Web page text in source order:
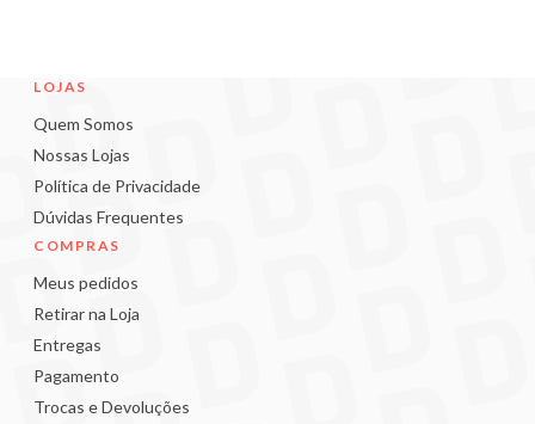
LOJAS
Quem Somos
Nossas Lojas
Política de Privacidade
Dúvidas Frequentes
COMPRAS
Meus pedidos
Retirar na Loja
Entregas
Pagamento
Trocas e Devoluções